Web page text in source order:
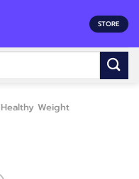
STORE
Healthy Weight